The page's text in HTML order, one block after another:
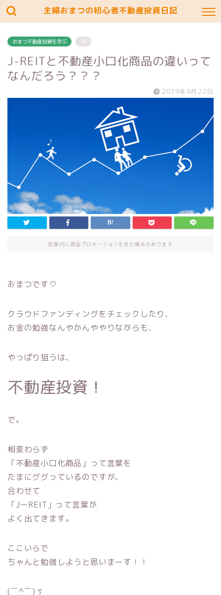
主婦おまつの初心者不動産投資日記
おまつ不動産投資を学ぶ PR
J-REITと不動産小口化商品の違いって
なんだろう？？？
2019年9月22日
記事内に商品プロモーションを含む場合があります
おまつです♡
クラウドファンディングをチェックしたり、
お金の勉強なんやかんややりながらも、
やっぱり狙うは、
不動産投資！
で。
相変わらず
「不動産小口化商品」って言葉を
たまにググっているのですが、
合わせて
「JーREIT」って言葉が
よく出てきます。
ここいらで
ちゃんと勉強しようと思いまーす！！
(￣^￣)ゞ